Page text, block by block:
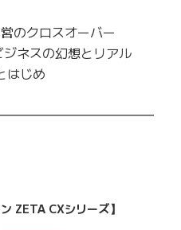
のクロスオーバー
ネスの幻想とリアル
はじめ
ZETA CXシリーズ】